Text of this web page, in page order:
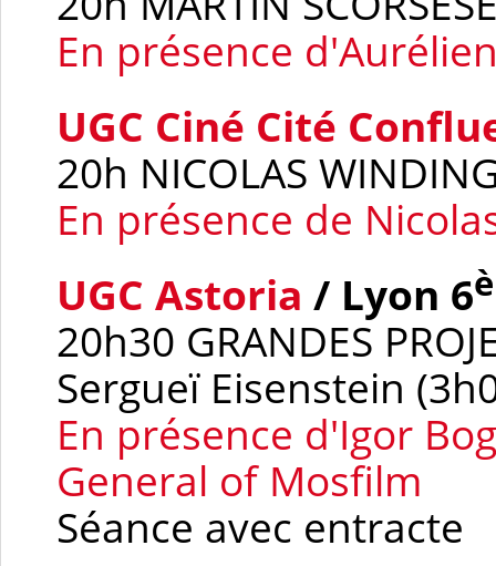
En présence
UGC Ciné Cité
20h NICOLAS
En présence de
UGC Astoria / Lyon 6
20h30 GRANDES
Sergueï Eisenstein
En présence d'Igor
General of Mosfilm
Séance avec entracte